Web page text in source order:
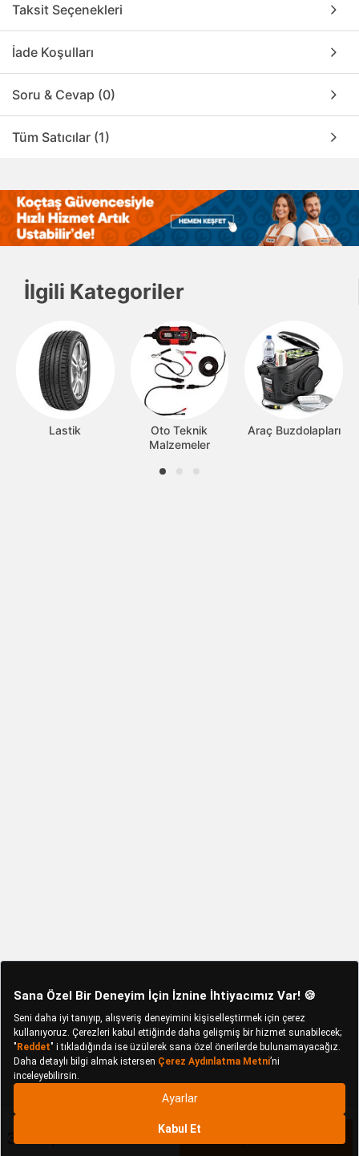
3.599,90 TL
Taksit Seçenekleri
İade Koşulları
Soru & Cevap (0)
Tüm Satıcılar (1)
İlgili Kategoriler
Lastik
Oto Teknik
Malzemeler
Araç Buzdolapları